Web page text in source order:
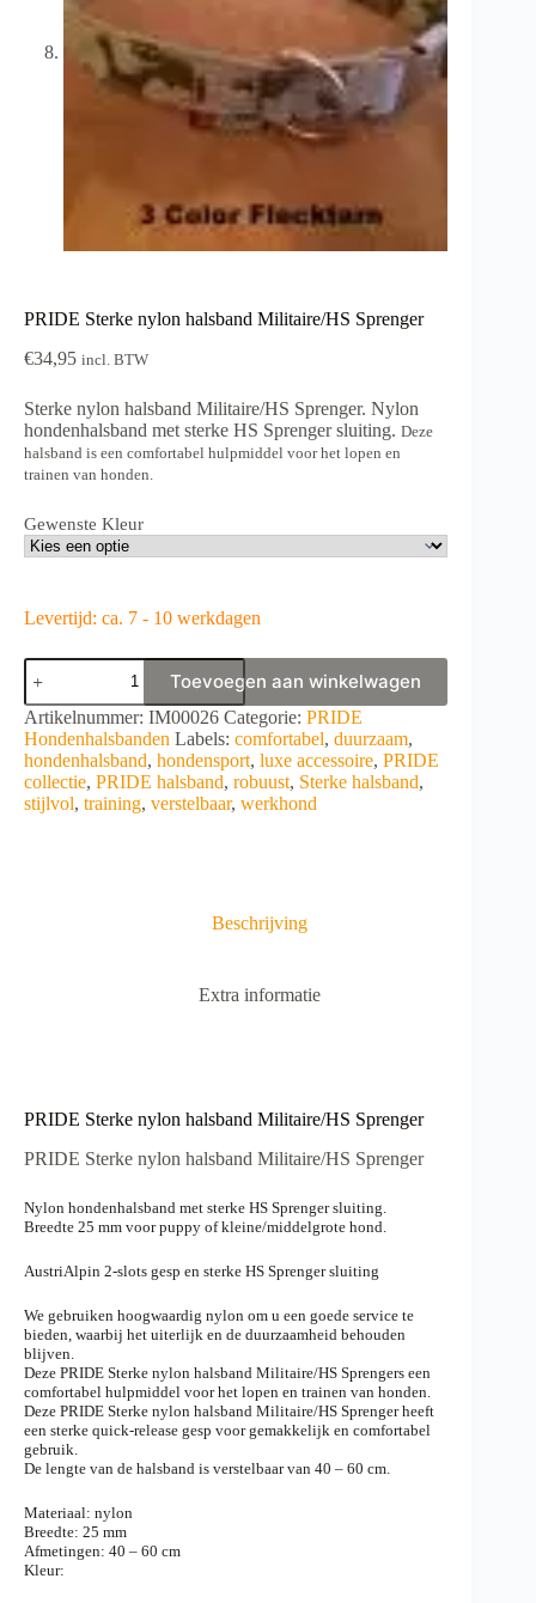
PRIDE Sterke nylon halsband Militaire/HS Sprenger
€34,95 incl. BTW
Sterke nylon halsband Militaire/HS Sprenger. Nylon
hondenhalsband met sterke HS Sprenger sluiting. Deze
halsband is een comfortabel hulpmiddel voor het lopen en
trainen van honden.
Gewenste Kleur
Levertijd: ca. 7 - 10 werkdagen
PRIDE
Sterke
nylon
halsband
Militaire/HS
Sprenger
aantal
Toevoegen aan winkelwagen
A
l
t
e
r
Artikelnummer: IM00026 Categorie: PRIDE
Hondenhalsbanden Labels: comfortabel, duurzaam,
hondenhalsband, hondensport, luxe accessoire, PRIDE
collectie, PRIDE halsband, robuust, Sterke halsband,
stijlvol, training, verstelbaar, werkhond
Beschrijving
Extra informatie
PRIDE Sterke nylon halsband Militaire/HS Sprenger
PRIDE Sterke nylon halsband Militaire/HS Sprenger
Nylon hondenhalsband met sterke HS Sprenger sluiting.
Breedte 25 mm voor puppy of kleine/middelgrote hond.
AustriAlpin 2-slots gesp en sterke HS Sprenger sluiting
We gebruiken hoogwaardig nylon om u een goede service te
bieden, waarbij het uiterlijk en de duurzaamheid behouden
blijven.
Deze PRIDE Sterke nylon halsband Militaire/HS Sprengers een
comfortabel hulpmiddel voor het lopen en trainen van honden.
Deze PRIDE Sterke nylon halsband Militaire/HS Sprenger heeft
een sterke quick-release gesp voor gemakkelijk en comfortabel
gebruik.
De lengte van de halsband is verstelbaar van 40 – 60 cm.
Materiaal: nylon
Breedte: 25 mm
Afmetingen: 40 – 60 cm
Kleur: